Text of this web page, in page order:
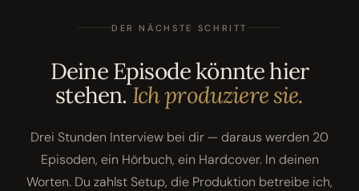
DER NÄCHSTE SCHRITT
Deine Episode könnte hier
stehen.Ich produziere sie.
Drei Stunden Interview bei dir — daraus werden 20
Episoden, ein Hörbuch, ein Hardcover. In deinen
Worten. Du zahlst Setup, die Produktion betreibe ich,